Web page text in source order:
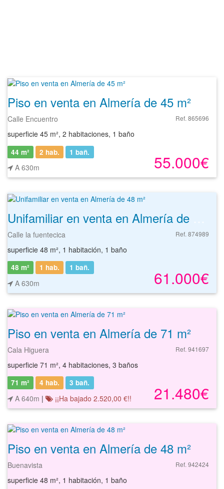
Piso en venta en Almería de 45 m²
Calle Encuentro Ref. 865696
superficie 45 m², 2 habitaciones, 1 baño
55.000€
44 m² 2 hab. 1 bañ.
A 630m
Calle la fuentecica Ref. 874989
superficie 48 m², 1 habitación, 1 baño
61.000€
48 m² 1 hab. 1 bañ.
A 630m
Piso en venta en Almería de 71 m²
Cala Higuera Ref. 941697
superficie 71 m², 4 habitaciones, 3 baños
21.480€
71 m² 4 hab. 3 bañ.
A 640m | ¡¡Ha bajado 2.520,00 €!!
Piso en venta en Almería de 48 m²
Buenavista Ref. 942424
superficie 48 m², 1 habitación, 1 baño